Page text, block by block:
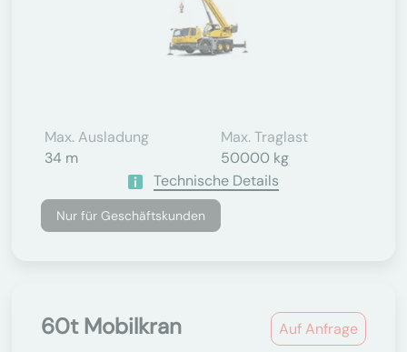
Max. Ausladung
34 m
Max. Traglast
50000 kg
Technische Details
Nur für Geschäftskunden
Auf Anfrage
60t Mobilkran